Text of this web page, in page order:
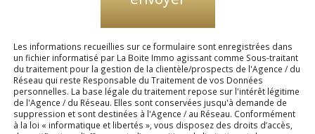
Les informations recueillies sur ce formulaire sont enregistrées dans
un fichier informatisé par La Boite Immo agissant comme Sous-traitant
du traitement pour la gestion de la clientèle/prospects de l'Agence / du
Réseau qui reste Responsable du Traitement de vos Données
personnelles. La base légale du traitement repose sur l'intérêt légitime
de l'Agence / du Réseau. Elles sont conservées jusqu'à demande de
suppression et sont destinées à l'Agence / au Réseau. Conformément
à la loi « informatique et libertés », vous disposez des droits d’accès,